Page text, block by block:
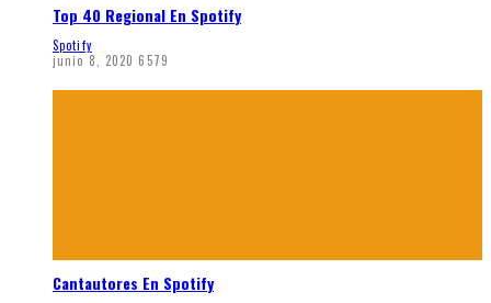
Top 40 Regional En Spotify
Spotify
junio 8, 2020 6579
Cantautores En Spotify